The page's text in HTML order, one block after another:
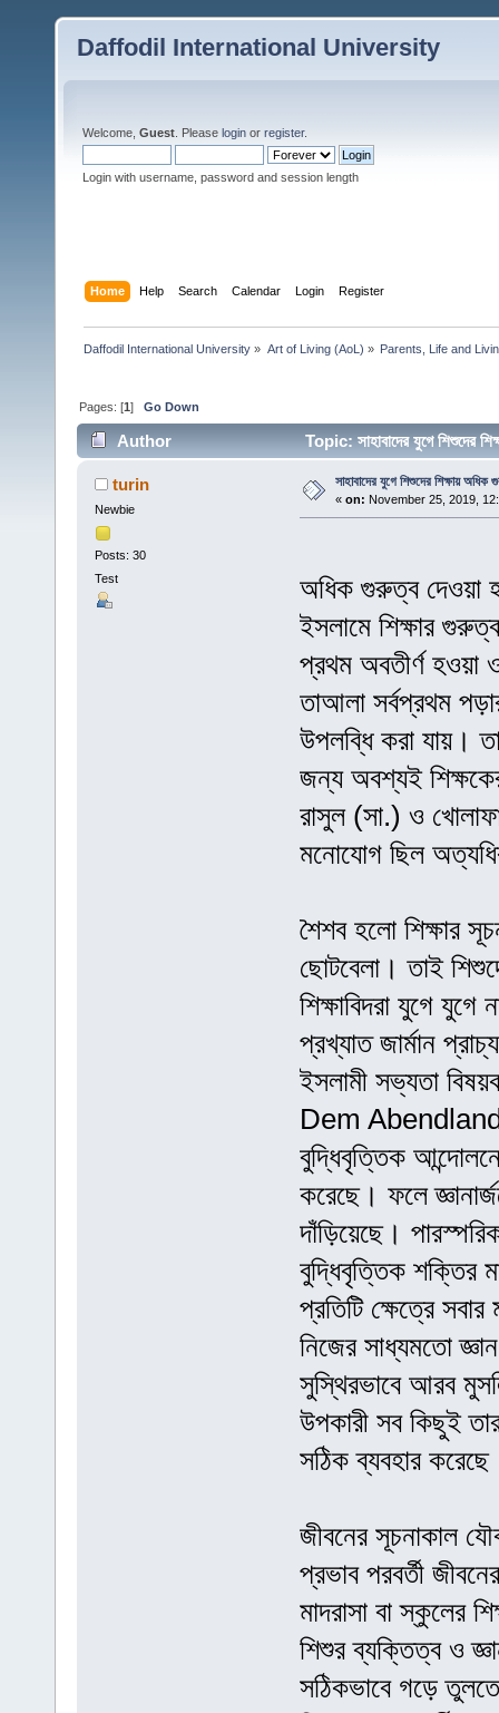
Daffodil International University
Welcome, Guest . Please login or register.
Login with username, password and session length
Home Help Search Calendar Login Register
Daffodil International University » Art of Living (AoL) » Parents, Life and
Pages: [1]Go Down
Author Topic: সাহাবাদের যুগে
turin
Newbie
Posts: 30
Test
সাহাবাদের যুগে শিশুদের শিক্ষায়
« on: November 25, 2019,
অধিক গুরুত্ব দেওয়া
ইসলামে শিক্ষার
প্রথম অবতীর্ণ হওয়া
তাআলা সর্বপ্রথম
উপলব্ধি করা যায়।
জন্য অবশ্যই
রাসুল (সা.) ও
মনোযোগ ছিল
শৈশব হলো শিক্ষার
ছোটবেলা। তাই
শিক্ষাবিদরা যুগে
প্রখ্যাত জার্মান
ইসলামী সভ্যতা
Dem Abendland-এ
বুদ্ধিবৃত্তিক
করেছে। ফলে
দাঁড়িয়েছে।
বুদ্ধিবৃত্তিক শক্তির
প্রতিটি ক্ষেত্রে
নিজের সাধ্যমতো
সুস্থিরভাবে আরব
উপকারী সব কিছুই
সঠিক ব্যবহার
জীবনের সূচনাকাল
প্রভাব পরবর্তী
মাদরাসা বা স্কুলের
শিশুর ব্যক্তিত্ব ও
সঠিকভাবে গড়ে তুলতে